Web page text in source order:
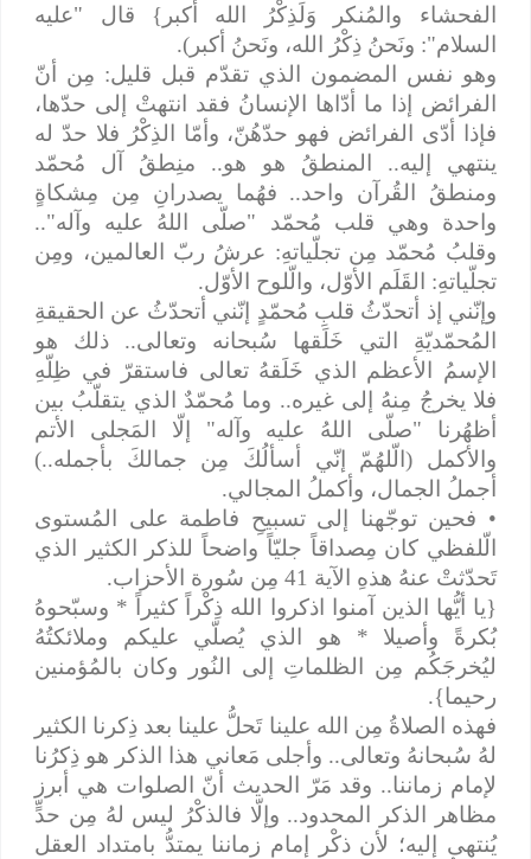
الفحشاء والمُنكر وَلَذِكْرُ الله أكبر} قال "عليه
السلام": ونَحنُ ذِكْرُ الله، ونَحنُ أكبر).
وهو نفس المضمون الذي تقدّم قبل قليل: مِن أنّ
الفرائض إذا ما أدّاها الإنسانُ فقد انتهتْ إلى حدّها،
فإذا أدّى الفرائض فهو حدّهُنّ، وأمّا الذِكْرُ فلا حدّ له
ينتهي إليه.. المنطقُ هو هو.. منِطقُ آل مُحمّد
ومنطقُ القُرآن واحد.. فهُما يصدرانِ مِن مِشكاةٍ
واحدة وهي قلب مُحمّد "صلّى اللهُ عليه وآله"..
وقلبُ مُحمّد مِن تجلّياتهِ: عرشُ ربّ العالمين، ومِن
تجلّياتهِ: القَلَم الأوّل، والّلوح الأوّل.
وإنّني إذ أتحدّثُ قلبِ مُحمّدٍ إنّني أتحدّثُ عن الحقيقةِ
المُحمّديّةِ التي خَلَقها سُبحانه وتعالى.. ذلك هو
الإسمُ الأعظم الذي خَلَقهُ تعالى فاستقرّ في ظِلّهِ
فلا يخرجُ مِنهُ إلى غيره.. وما مُحمّدٌ الذي يتقلّبُ بين
أظهُرنا "صلّى اللهُ عليه وآله" إلّا المَجلى الأتم
والأكمل (الّلهُمّ إنّي أسألُكَ مِن جمالكَ بأجمله..)
أجملُ الجمال، وأكملُ المجالي.
• فحين توجّهنا إلى تسبيحِ فاطمة على المُستوى
الّلفظي كان مِصداقاً جليّاً واضحاً للذكر الكثير الذي
تَحدّثتْ عنهُ هذهِ الآية 41 مِن سُورة الأحزاب.
{يا أيُّها الذين آمنوا اذكروا الله ذِكْراً كثيراً * وسبّحوهُ
بُكرةً وأصيلا * هو الذي يُصلّي عليكم وملائكتُهُ
ليُخرجَكُم مِن الظلماتِ إلى النُور وكان بالمُؤمنين
رحيما}.
فهذه الصلاةُ مِن الله علينا تَحلُّ علينا بعد ذِكرنا الكثير
لهُ سُبحانهُ وتعالى.. وأجلى مَعاني هذا الذكر هو ذِكرُنا
لإمام زماننا.. وقد مَرّ الحديث أنّ الصلوات هي أبرز
مظاهر الذكر المحدود.. وإلّا فالذكْرُ ليس لهُ مِن حدٍّ
يُنتهى إليه؛ لأن ذكْر إمام زماننا يمتدُّ بامتداد العقل